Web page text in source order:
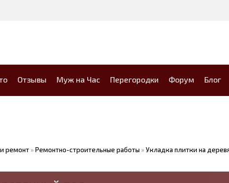
Отзывы Муж на Час Перегородки Форум Блог
ремонт»Ремонтно-строительные работы »Укладка плитки на